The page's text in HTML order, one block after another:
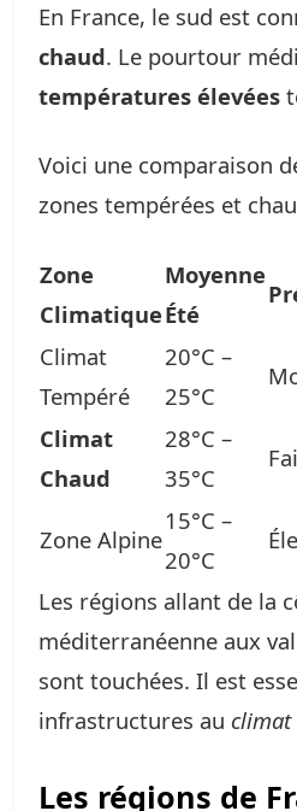
En France, le sud est
chaud. Le pourtour
températures élevées
Voici une comparaison
zones tempérées et
Zone
Climatique
Moyenne
Été
Climat
Tempéré
20°C –
25°C
Climat
Chaud
28°C –
35°C
Zone Alpine
15°C –
20°C
Les régions allant de la
méditerranéenne aux
sont touchées. Il est
infrastructures au
Les régions de